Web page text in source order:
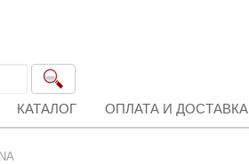
КАТАЛОГ ОПЛАТА И ДОСТАВКА